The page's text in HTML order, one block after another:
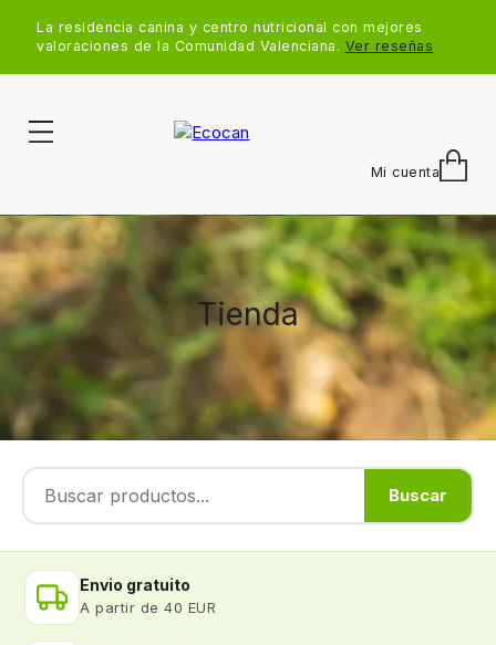
La residencia canina y centro nutricional con mejores
valoraciones de la Comunidad Valenciana. Ver reseñas
Mi cuenta
Tienda
Buscar
Envio gratuito
A partir de 40 EUR